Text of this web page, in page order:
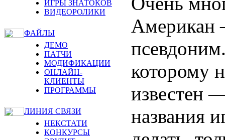
ИГРЫ ЗНАТОКОВ
ВИДЕОРОЛИКИ
ФАЙЛЫ
ДЕМО
ПАТЧИ
МОДИФИКАЦИИ
ОНЛАЙН-
КЛИЕНТЫ
ПРОГРАММЫ
ЛИНИЯ СВЯЗИ
НЕКСТАТИ
КОНКУРСЫ
Американ
которому
известен
названия